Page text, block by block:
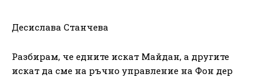
Десислава Станчева
Разбирам, че едните искат Майдан, а другите
искат да сме на ръчно управление на Фон дер